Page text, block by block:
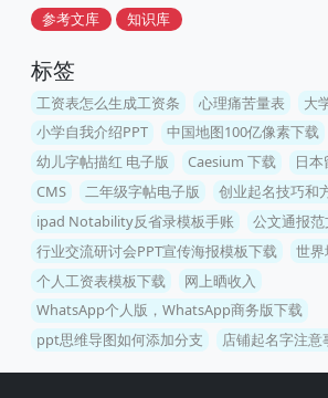
参考文库
知识库
标签
工资表怎么生成工资条 心理痛苦量表
大
小学自我介绍PPT
中国地图100亿像素下载
幼儿字帖描红 电子版
Caesium 下载
日
CMS
二年级字帖电子版
创业起名技巧和
ipad Notability反省录模板手账
公文通报
行业交流研讨会PPT宣传海报模板下载
世
个人工资表模板下载
网上晒收入
WhatsApp个人版，WhatsApp商务版下载
ppt思维导图如何添加分支
店铺起名字注意